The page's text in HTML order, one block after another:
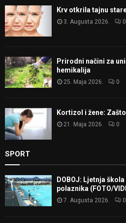
Krv otkrila tajnu
3. Augusta 2026. 0
Prirodni načini za
hemikalija
25. Maja 2026. 0
Kortizol i žene:
21. Maja 2026. 0
SPORT
DOBOJ: Ljetnja
polaznika (FOTO/
7. Augusta 2026. 0